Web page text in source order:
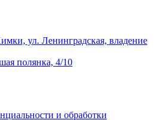
ул. Ленинградская, владение
полянка, 4/10
и обработки